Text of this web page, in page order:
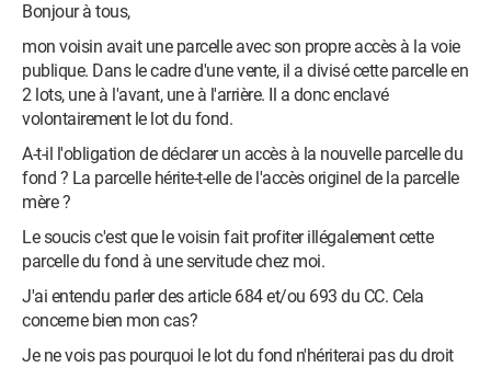
Bonjour à tous,
mon voisin avait une parcelle avec son propre accès à la voie
publique. Dans le cadre d'une vente, il a divisé cette parcelle en
2 lots, une à l'avant, une à l'arrière. Il a donc enclavé
volontairement le lot du fond.
A-t-il l'obligation de déclarer un accès à la nouvelle parcelle du
fond ? La parcelle hérite-t-elle de l'accès originel de la parcelle
mère ?
Le soucis c'est que le voisin fait profiter illégalement cette
parcelle du fond à une servitude chez moi.
J'ai entendu parler des article 684 et/ou 693 du CC. Cela
concerne bien mon cas?
Je ne vois pas pourquoi le lot du fond n'hériterai pas du droit